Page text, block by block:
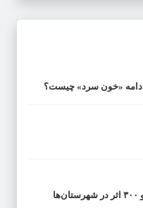
ادامه «خون سرد» چیست؟